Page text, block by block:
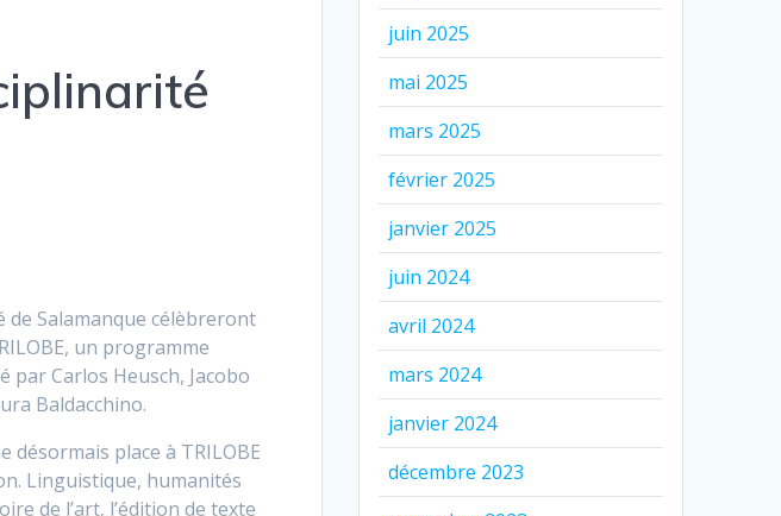
de Salamanque célèbreront
un programme
Carlos Heusch, Jacobo
Baldacchino.
place à TRILOBE
Linguistique, humanités
de l’art, l’édition de texte
juin 2025
mai 2025
mars 2025
février 2025
janvier 2025
juin 2024
avril 2024
mars 2024
janvier 2024
décembre 2023